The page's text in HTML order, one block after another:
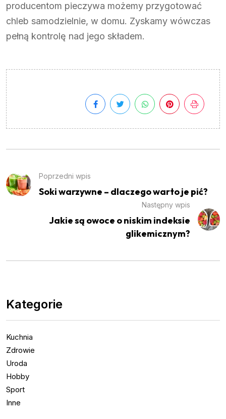
producentom pieczywa możemy przygotować
chleb samodzielnie, w domu. Zyskamy wówczas
pełną kontrolę nad jego składem.
Poprzedni wpis
Soki warzywne – dlaczego warto je pić?
Następny wpis
Jakie są owoce o niskim indeksie
glikemicznym?
Kategorie
Kuchnia
Zdrowie
Uroda
Hobby
Sport
Inne